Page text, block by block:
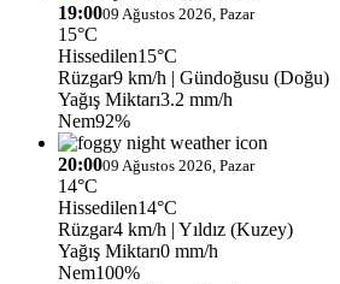
19:0009 Ağustos 2026, Pazar
15°C
Hissedilen15°C
Rüzgar9 km/h | Gündoğusu (Doğu)
Yağış Miktarı3.2 mm/h
Nem92%
20:0009 Ağustos 2026, Pazar
14°C
Hissedilen14°C
Rüzgar4 km/h | Yıldız (Kuzey)
Yağış Miktarı0 mm/h
Nem100%